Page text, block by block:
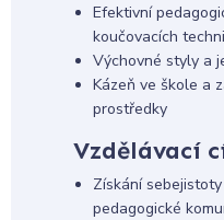
Efektivní
koučovacích
Výchovné styly a
Kázeň ve škole a
prostředky
Vzdělávací
Získání
pedagogické